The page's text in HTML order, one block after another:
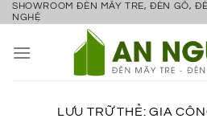
Bỏ
nội
SHOWROOM ĐÈN MÂY TRE, ĐÈN GỖ,
NGHỆ
LƯU TRỮ THẺ:GIA